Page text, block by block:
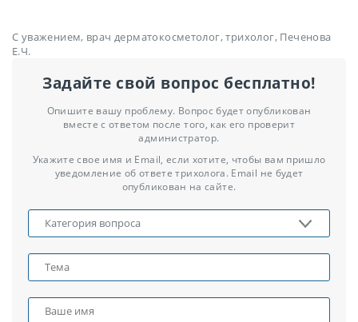
С уважением, врач дерматокосметолог, трихолог, Печенова
Е.Ч.
Задайте свой вопрос бесплатно!
Опишите вашу проблему. Вопрос будет опубликован
вместе с ответом после того, как его проверит
администратор.
Укажите свое имя и Email, если хотите, чтобы вам пришло
уведомление об ответе трихолога. Email не будет
опубликован на сайте.